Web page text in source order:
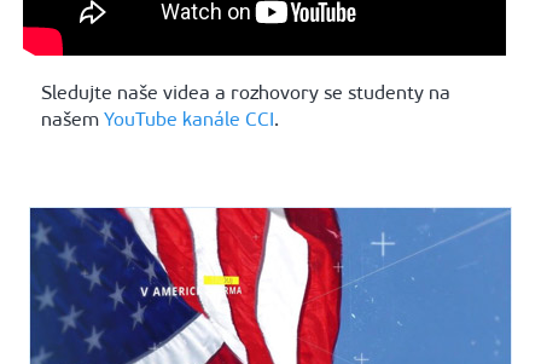
Sledujte naše videa a rozhovory se studenty na
našem YouTube kanále CCI.